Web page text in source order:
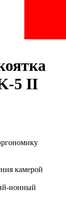
5 II
камерой
ионный